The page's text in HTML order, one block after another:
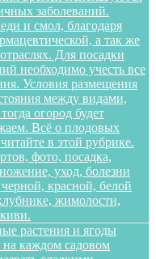
заболеваний.
и смол, благодаря
а так же
Для посадки
необходимо учесть все
Условия размещения
между видами,
огород будет
Всё о плодовых
в этой рубрике.
фото, посадка,
уход, болезни
красной, белой
жимолости,
растения и ягоды
на каждом садовом